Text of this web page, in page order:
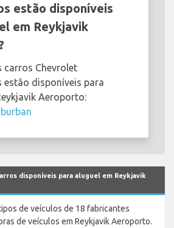
estão disponíveis
em Reykjavik
carros Chevrolet
estão disponíveis para
Aeroporto:
disponíveis para aluguel em Reykjavik
de veículos de 18 fabricantes
de veículos em Reykjavik Aeroporto.